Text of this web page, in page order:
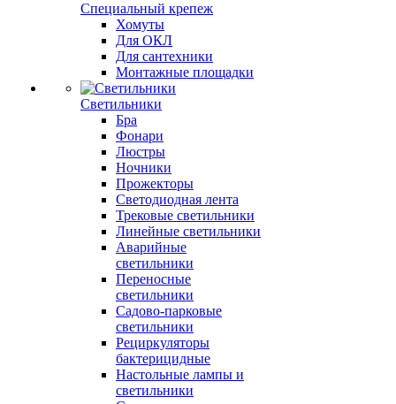
Специальный крепеж
Хомуты
Для ОКЛ
Для сантехники
Монтажные площадки
Светильники
Бра
Фонари
Люстры
Ночники
Прожекторы
Светодиодная лента
Трековые светильники
Линейные светильники
Аварийные
светильники
Переносные
светильники
Садово-парковые
светильники
Рециркуляторы
бактерицидные
Настольные лампы и
светильники